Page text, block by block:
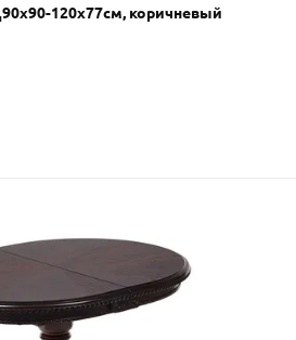
120х77см, коричневый